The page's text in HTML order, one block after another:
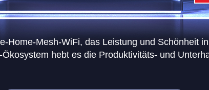
Home-Mesh-WiFi, das Leistung und Schönheit
hebt es die Produktivitäts- und